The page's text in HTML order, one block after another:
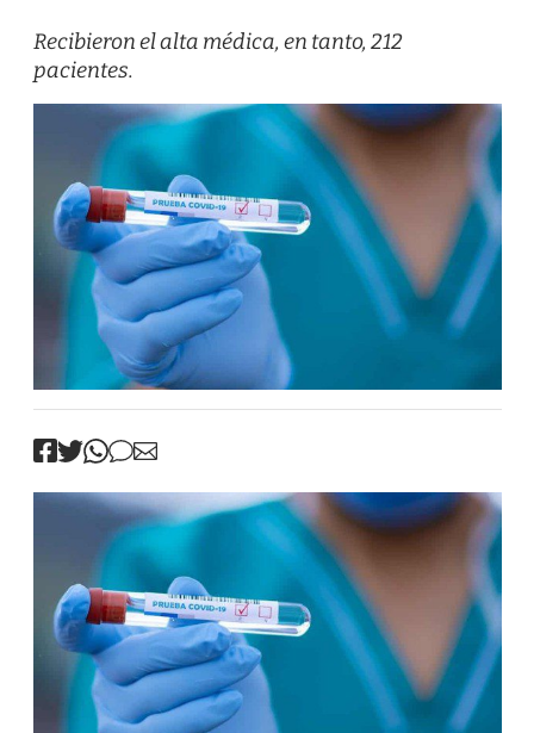
Recibieron el alta médica, en tanto, 212
pacientes.